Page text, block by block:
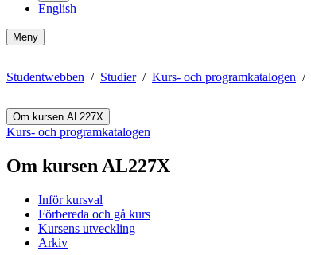
English
Meny
Studentwebben Studier Kurs- och programkatalogen
Om kursen AL227X
Kurs- och programkatalogen
Om kursen AL227X
Inför kursval
Förbereda och gå kurs
Kursens utveckling
Arkiv